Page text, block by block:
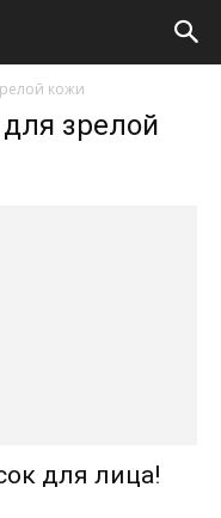
кожи
зрелой
для лица!